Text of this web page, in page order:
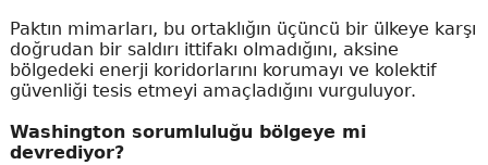
Paktın mimarları, bu ortaklığın üçüncü bir ülkeye karşı
doğrudan bir saldırı ittifakı olmadığını, aksine
bölgedeki enerji koridorlarını korumayı ve kolektif
güvenliği tesis etmeyi amaçladığını vurguluyor.
Washington sorumluluğu bölgeye mi
devrediyor?